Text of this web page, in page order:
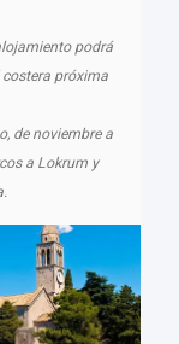
podrá
próxima
de noviembre a
a Lokrum y